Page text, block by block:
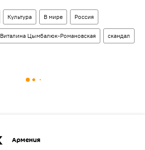
Культура В мире Россия
Виталина Цымбалюк-Романовская скандал
Армения